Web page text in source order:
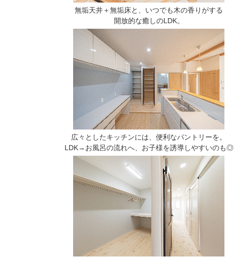
無垢天井＋無垢床と、いつでも木の香りがする
開放的な癒しのLDK。
広々としたキッチンには、便利なパントリーを。
LDK→お風呂の流れへ、お子様を誘導しやすいのも◎